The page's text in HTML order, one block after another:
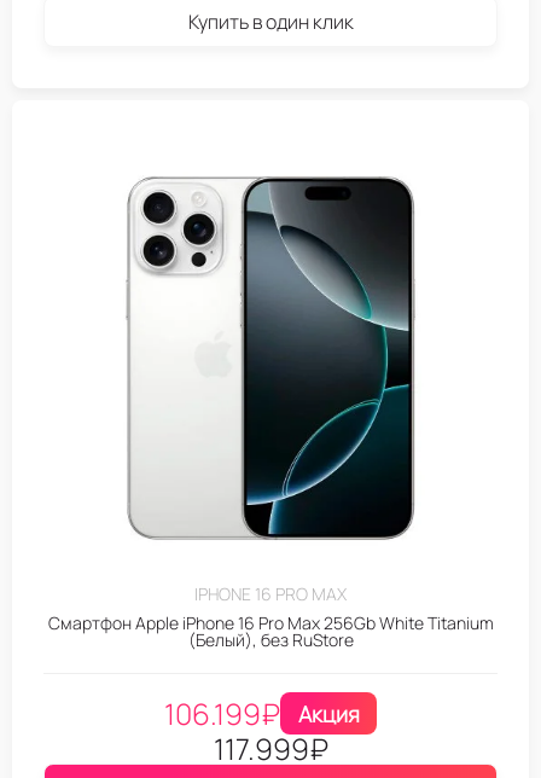
Купить в один клик
IPHONE 16 PRO MAX
Смартфон Apple iPhone 16 Pro Max 256Gb White Titanium
(Белый), без RuStore
106.199₽ Акция
117.999₽